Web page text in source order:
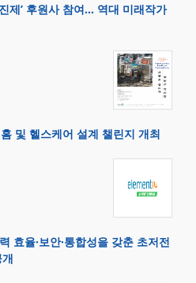
제’ 후원사 참여… 역대 미래작가
및 헬스케어 설계 챌린지 개최
효율·보안·통합성을 갖춘 초저전